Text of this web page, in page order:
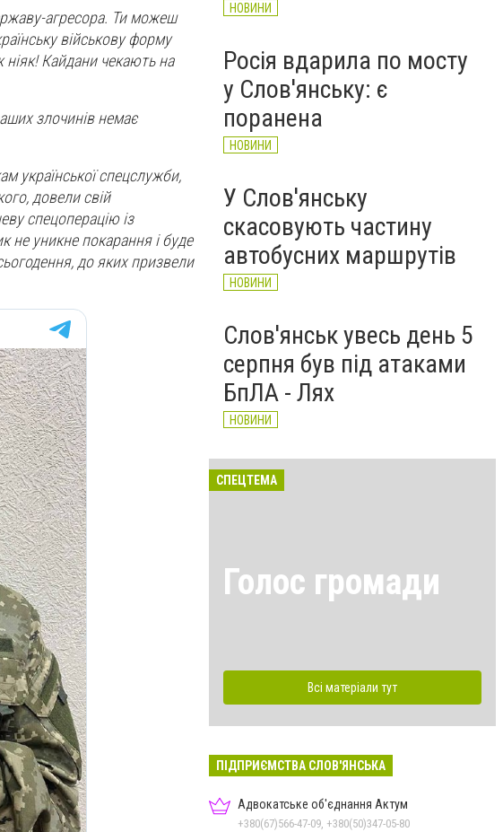
агресора. Ти можеш
військову форму
Кайдани чекають на
злочинів немає
української спецслужби,
довели свій
спецоперацію із
уникне покарання і буде
до яких призвели
НОВИНИ
Росія вдарила по мосту
у Слов'янську: є
поранена
НОВИНИ
У Слов'янську
скасовують частину
автобусних маршрутів
НОВИНИ
Слов'янськ увесь день 5
серпня був під атаками
БпЛА - Лях
НОВИНИ
СПЕЦТЕМА
Голос громади
Всі матеріали тут
ПІДПРИЄМСТВА СЛОВ'ЯНСЬКА
Адвокатське об'єднання Актум
+380(67)566-47-09, +380(50)347-05-80